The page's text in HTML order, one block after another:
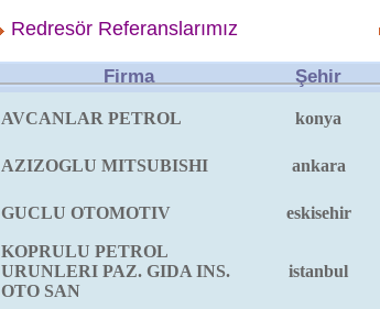
Redresör Referanslarımız
Firma Şehir
AVCANLAR PETROL konya
AZIZOGLU MITSUBISHI ankara
GUCLU OTOMOTIV eskisehir
KOPRULU PETROL
URUNLERI PAZ. GIDA INS.
OTO SAN
istanbul